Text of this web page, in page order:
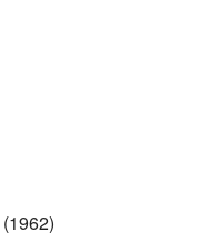
(1962)